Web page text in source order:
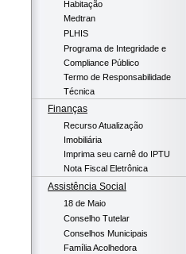
Habitação
Medtran
PLHIS
Programa de Integridade e
Compliance Público
Termo de Responsabilidade
Técnica
Finanças
Recurso Atualização
Imobiliária
Imprima seu carnê do IPTU
Nota Fiscal Eletrônica
Assistência Social
18 de Maio
Conselho Tutelar
Conselhos Municipais
Família Acolhedora